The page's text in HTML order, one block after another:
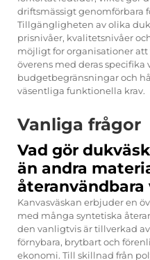
driftsmässigt genomförbara
Tillgängligheten av olika
prisnivåer, kvalitetsnivåer
möjligt for organisationer
överens med deras
budgetbegränsningar och
väsentliga funktionella krav.
Vanliga frågor
Vad gör
än andra
återanvändbara
Kanvasväskan erbjuder en
med många syntetiska
den vanligtvis är tillverkad
förnybara, brytbart och
ekonomi. Till skillnad från